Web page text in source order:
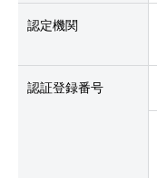
認定機関
認証登録番号